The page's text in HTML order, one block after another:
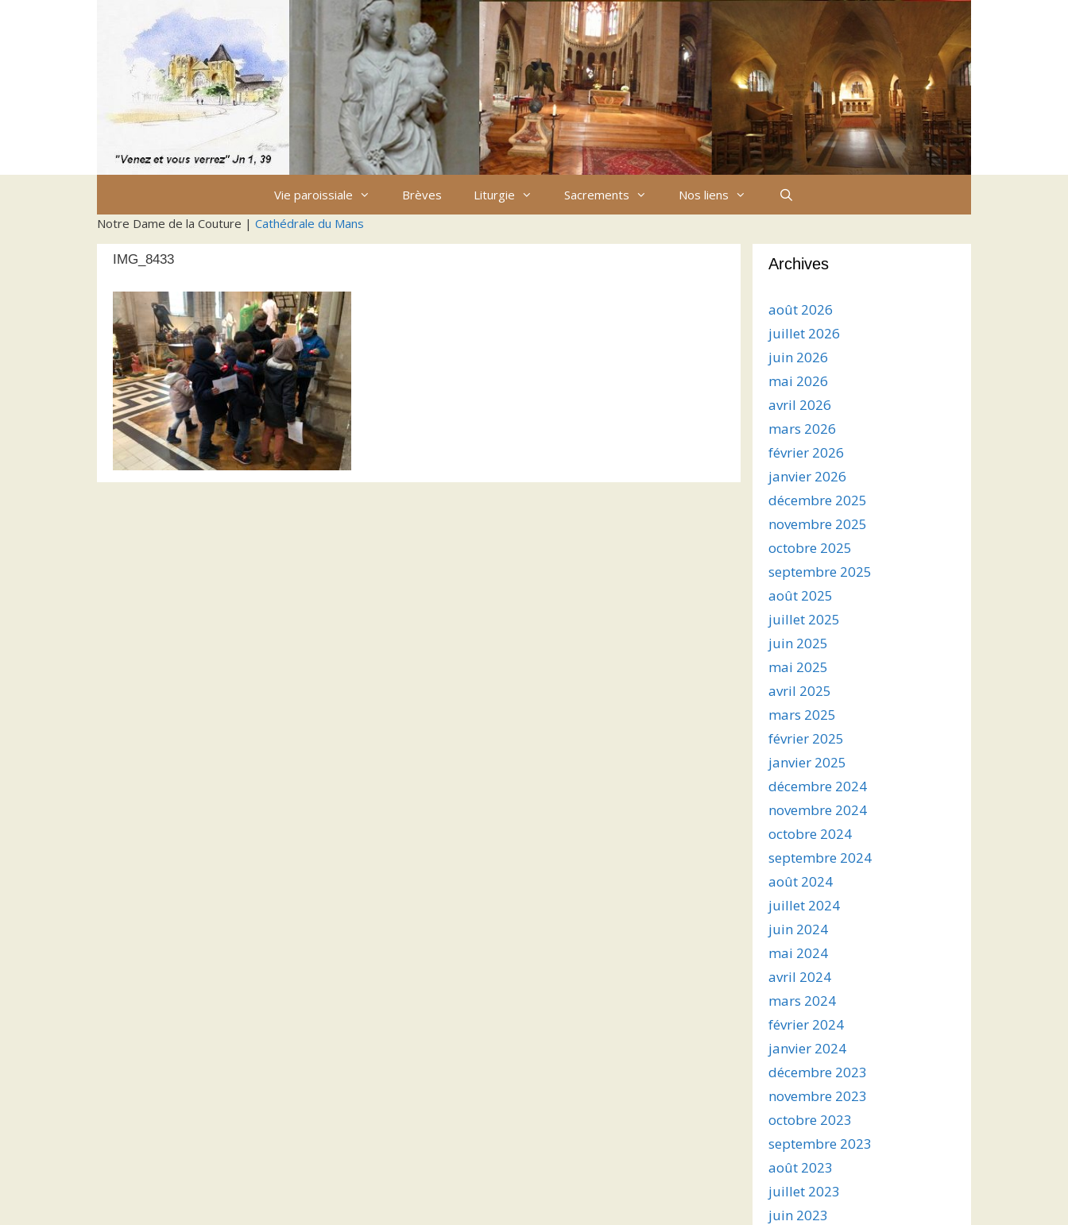
Vie paroissiale Brèves Liturgie Sacrements
Nos liens
Notre Dame de la Couture | Cathédrale du Mans
IMG_8433 Archives
août 2026
juillet 2026
juin 2026
mai 2026
avril 2026
mars 2026
février 2026
janvier 2026
décembre 2025
novembre 2025
octobre 2025
septembre 2025
août 2025
juillet 2025
juin 2025
mai 2025
avril 2025
mars 2025
février 2025
janvier 2025
décembre 2024
novembre 2024
octobre 2024
septembre 2024
août 2024
juillet 2024
juin 2024
mai 2024
avril 2024
mars 2024
février 2024
janvier 2024
décembre 2023
novembre 2023
octobre 2023
septembre 2023
août 2023
juillet 2023
juin 2023